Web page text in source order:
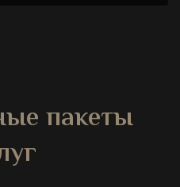
пакеты